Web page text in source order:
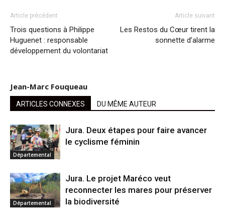
Article précédent
Trois questions à Philippe
Huguenet : responsable
développement du volontariat
Article suivant
Les Restos du Cœur tirent la
sonnette d’alarme
Jean-Marc Fouqueau
ARTICLES CONNEXES DU MÊME AUTEUR
Départemental
Jura. Deux étapes pour faire avancer
le cyclisme féminin
Départemental
Jura. Le projet Maréco veut
reconnecter les mares pour préserver
la biodiversité